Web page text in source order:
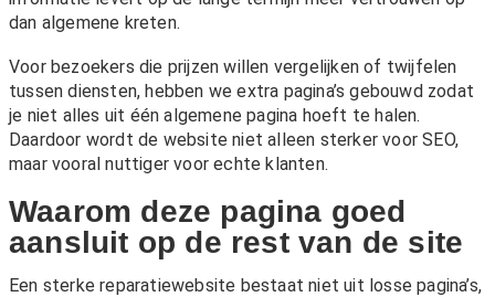
dan algemene kreten.
Voor bezoekers die prijzen willen vergelijken of twijfelen
tussen diensten, hebben we extra pagina’s gebouwd zodat
je niet alles uit één algemene pagina hoeft te halen.
Daardoor wordt de website niet alleen sterker voor SEO,
maar vooral nuttiger voor echte klanten.
Waarom deze pagina goed
aansluit op de rest van de site
Een sterke reparatiewebsite bestaat niet uit losse pagina’s,